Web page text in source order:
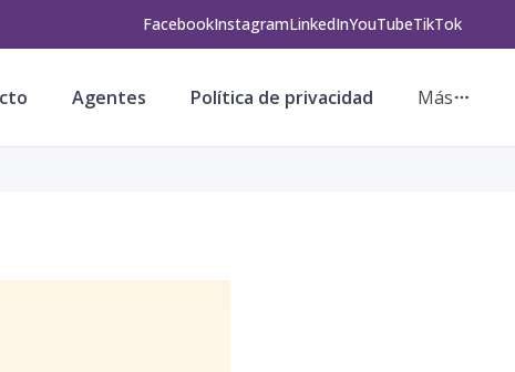
FacebookInstagramLinkedInYouTubeTikTok
Agentes Política de privacidad Más